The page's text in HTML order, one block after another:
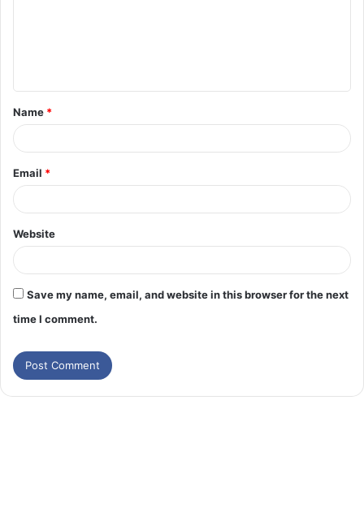
Name *
Email *
Website
Save my name, email, and website in this browser for the next
time I comment.